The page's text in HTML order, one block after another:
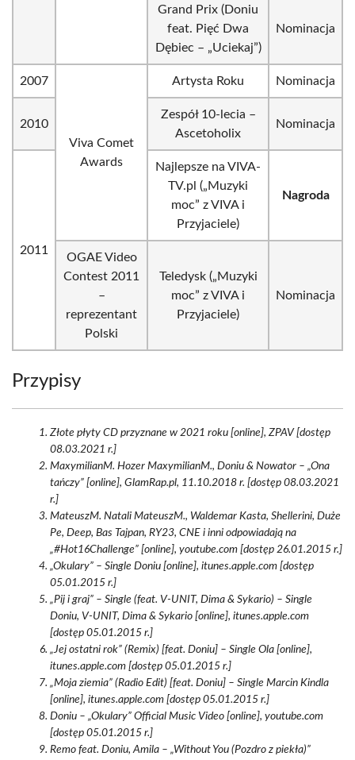
Grand Prix (Doniu
feat. Pięć Dwa
Dębiec – „Uciekaj”)
Nominacja
2007
Viva Comet
Awards
Artysta Roku Nominacja
2010
Zespół 10-lecia –
Ascetoholix
Nominacja
2011
Najlepsze na VIVA-
TV.pl („Muzyki
moc” z VIVA i
Przyjaciele)
Nagroda
OGAE Video
Contest 2011
–
reprezentant
Polski
Teledysk („Muzyki
moc” z VIVA i
Przyjaciele)
Nominacja
Przypisy
Złote płyty CD przyznane w 2021 roku [online], ZPAV [dostęp
08.03.2021 r.]
MaxymilianM. Hozer MaxymilianM., Doniu & Nowator – „Ona
tańczy” [online], GlamRap.pl, 11.10.2018 r. [dostęp 08.03.2021
r.]
MateuszM. Natali MateuszM., Waldemar Kasta, Shellerini, Duże
Pe, Deep, Bas Tajpan, RY23, CNE i inni odpowiadają na
„#Hot16Challenge” [online], youtube.com [dostęp 26.01.2015 r.]
„Okulary” – Single Doniu [online], itunes.apple.com [dostęp
05.01.2015 r.]
„Pij i graj” – Single (feat. V-UNIT, Dima & Sykario) – Single
Doniu, V-UNIT, Dima & Sykario [online], itunes.apple.com
[dostęp 05.01.2015 r.]
„Jej ostatni rok” (Remix) [feat. Doniu] – Single Ola [online],
itunes.apple.com [dostęp 05.01.2015 r.]
„Moja ziemia” (Radio Edit) [feat. Doniu] – Single Marcin Kindla
[online], itunes.apple.com [dostęp 05.01.2015 r.]
Doniu – „Okulary” Official Music Video [online], youtube.com
[dostęp 05.01.2015 r.]
Remo feat. Doniu, Amila – „Without You (Pozdro z piekła)”